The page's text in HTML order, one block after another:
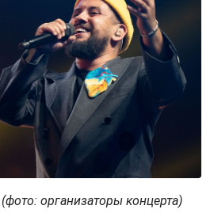
организаторы концерта)